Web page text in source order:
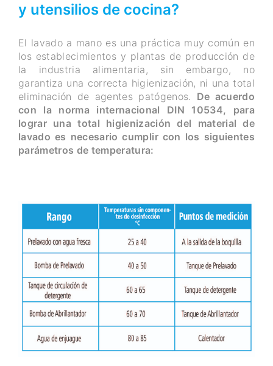
y utensilios de cocina?
El lavado a mano es una práctica muy común en
los establecimientos y plantas de producción de
la industria alimentaria, sin embargo, no
garantiza una correcta higienización, ni una total
eliminación de agentes patógenos. De acuerdo
con la norma internacional DIN 10534, para
lograr una total higienización del material de
lavado es necesario cumplir con los siguientes
parámetros de temperatura: